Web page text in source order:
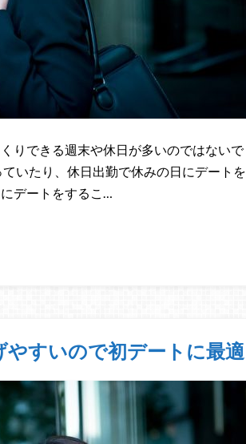
りできる週末や休日が多いのではないで
いたり、休日出勤で休みの日にデートを
デートをするこ…
すいので初デートに最適